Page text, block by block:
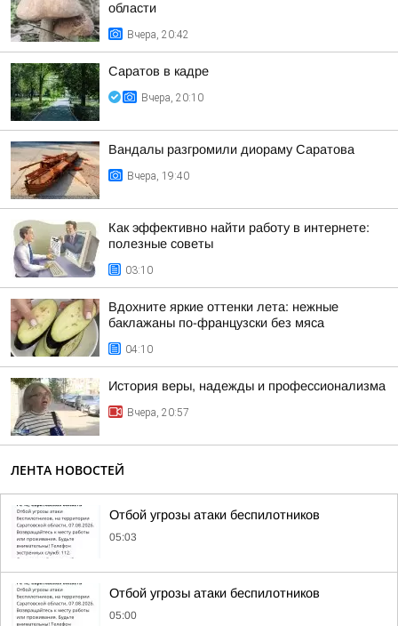
области
Вчера, 20:42
Саратов в кадре
Вчера, 20:10
Вандалы разгромили диораму Саратова
Вчера, 19:40
Как эффективно найти работу в интернете:
полезные советы
03:10
Вдохните яркие оттенки лета: нежные
баклажаны по-французски без мяса
04:10
История веры, надежды и профессионализма
Вчера, 20:57
ЛЕНТА НОВОСТЕЙ
Отбой угрозы атаки беспилотников
05:03
Отбой угрозы атаки беспилотников
05:00